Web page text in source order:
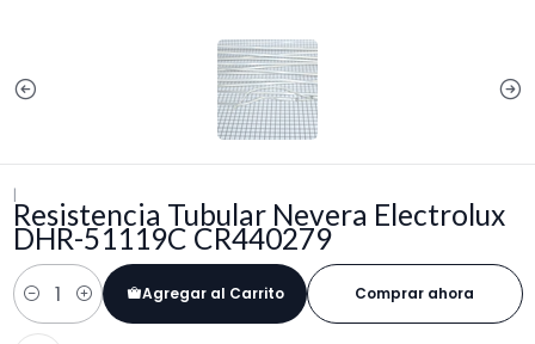
|
Resistencia Tubular Nevera Electrolux
DHR-51119C CR440279
Cantidad
Agregar al Carrito Comprar ahora